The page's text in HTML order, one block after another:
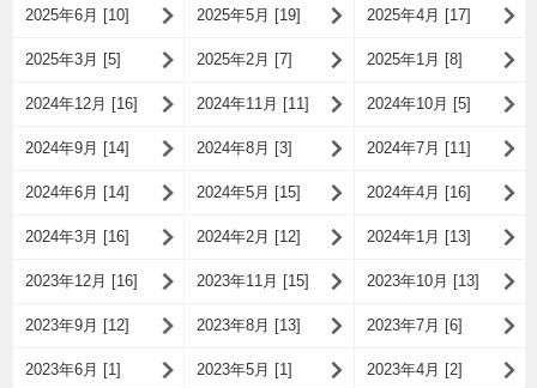
2025年6月 [10] 2025年5月 [19] 2025年4月 [17]
2025年3月 [5] 2025年2月 [7] 2025年1月 [8]
2024年12月 [16] 2024年11月 [11] 2024年10月 [5]
2024年9月 [14] 2024年8月 [3] 2024年7月 [11]
2024年6月 [14] 2024年5月 [15] 2024年4月 [16]
2024年3月 [16] 2024年2月 [12] 2024年1月 [13]
2023年12月 [16] 2023年11月 [15] 2023年10月 [13]
2023年9月 [12] 2023年8月 [13] 2023年7月 [6]
2023年6月 [1] 2023年5月 [1] 2023年4月 [2]